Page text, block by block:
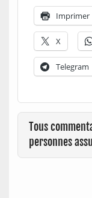
Imprimer
X
Telegram
Tous
personnes